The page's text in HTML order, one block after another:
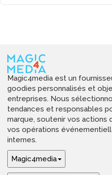
Magic4media est un
goodies personnalisés et
entreprises. Nous
tendances et responsables
marque, soutenir vos actions
vos opérations
internes.
Magic4media